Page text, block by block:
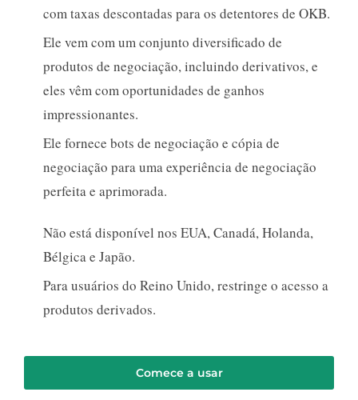
com taxas descontadas para os detentores de OKB.
Ele vem com um conjunto diversificado de
produtos de negociação, incluindo derivativos, e
eles vêm com oportunidades de ganhos
impressionantes.
Ele fornece bots de negociação e cópia de
negociação para uma experiência de negociação
perfeita e aprimorada.
Não está disponível nos EUA, Canadá, Holanda,
Bélgica e Japão.
Para usuários do Reino Unido, restringe o acesso a
produtos derivados.
Comece a usar